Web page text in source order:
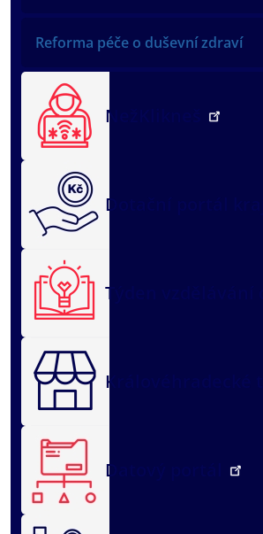
Reforma péče o duševní zdraví
NežKlikneš
Dotační portál
Týden vzdělávání
Královéhradecké
Datový portál